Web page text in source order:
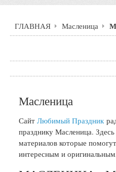
ГЛАВНАЯ Масленица
Масленица
СайтЛюбимый Праздник
празднику Масленица.
материалов которые
интересным и